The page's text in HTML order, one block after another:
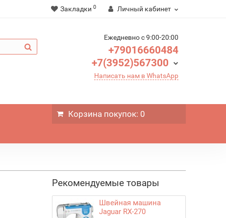
Закладки 0 Личный кабинет
Ежедневно c 9:00-20:00
+79016660484
+7(3952)567300
Написать нам в WhatsApp
Корзина покупок: 0
Рекомендуемые товары
Швейная машина
Jaguar RX-270